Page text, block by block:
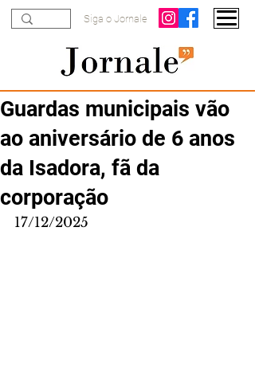
Siga o Jornale
Guardas municipais vão
ao aniversário de 6 anos
da Isadora, fã da
corporação
17/12/2025